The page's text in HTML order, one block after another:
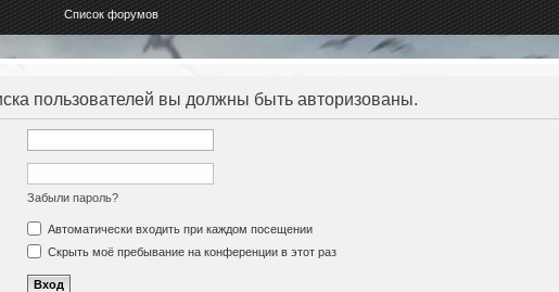
Список форумов
пользователей вы должны быть авторизованы.
Забыли пароль?
Автоматически входить при каждом посещении
Скрыть моё пребывание на конференции в этот раз